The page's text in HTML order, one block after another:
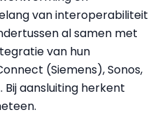
van interoperabiliteit
al samen met
van hun
(Siemens), Sonos,
Bij aansluiting herkent